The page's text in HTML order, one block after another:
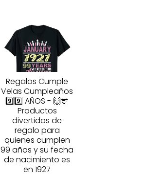
Regalos Cumple
Velas Cumpleaños
9️⃣9️⃣ AÑOS - 🙌🎊
Productos
divertidos de
regalo para
quienes cumplen
99 años y su fecha
de nacimiento es
en 1927